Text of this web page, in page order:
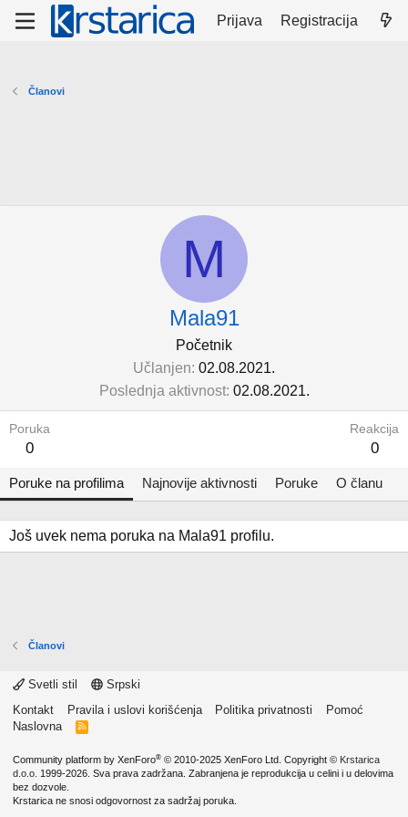
Prijava Registracija
Članovi
M
Mala91
Početnik
Učlanjen 02.08.2021.
Poslednja aktivnost 02.08.2021.
Poruka
0
Reakcija
0
Poruke na profilima Najnovije aktivnosti Poruke O članu
Još uvek nema poruka na Mala91 profilu.
Članovi
Svetli stil
Srpski
Kontakt
Pravila i uslovi korišćenja Politika privatnosti
Pomoć
Naslovna
R
Community platform by XenForo® © 2010-2025 XenForo Ltd. Copyright © Krstarica
d.o.o. 1999-2026. Sva prava zadržana. Zabranjena je reprodukcija u celini i u delovima
bez dozvole.
Krstarica ne snosi odgovornost za sadržaj poruka.